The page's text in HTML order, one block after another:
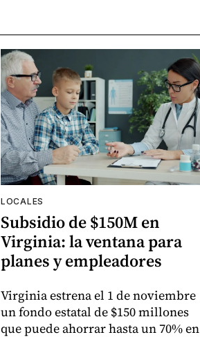
LOCALES
Subsidio de $150M en
Virginia: la ventana para
planes y empleadores
Virginia estrena el 1 de noviembre
un fondo estatal de $150 millones
que puede ahorrar hasta un 70% en